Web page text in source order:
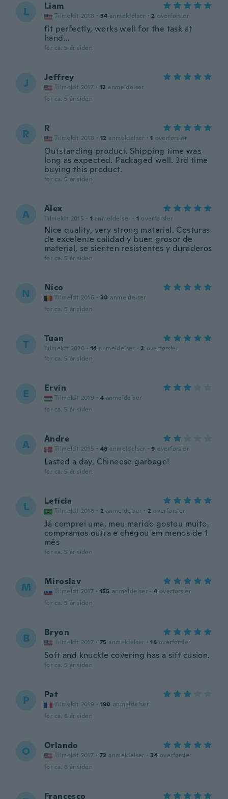
L Liam
Tilmeldt 2018 · 34 anmeldelser · 2 overførsler
fit perfectly, works well for the task at
hand...
for ca. 5 år siden
J Jeffrey
Tilmeldt 2017 · 12 anmeldelser
for ca. 5 år siden
R R
Tilmeldt 2018 · 12 anmeldelser · 1 overførsler
Outstanding product. Shipping time was
long as expected. Packaged well. 3rd time
buying this product.
for ca. 5 år siden
A Alex
Tilmeldt 2015 · 1 anmeldelser · 1 overførsler
Nice quality, very strong material. Costuras
de excelente calidad y buen grosor de
material, se sienten resistentes y duraderos
for ca. 5 år siden
N Nico
Tilmeldt 2016 · 30 anmeldelser
for ca. 5 år siden
T Tuan
Tilmeldt 2020 · 14 anmeldelser · 2 overførsler
for ca. 5 år siden
E Ervin
Tilmeldt 2019 · 4 anmeldelser
for ca. 5 år siden
A Andre
Tilmeldt 2015 · 46 anmeldelser · 9 overførsler
Lasted a day. Chineese garbage!
for ca. 5 år siden
L Letícia
Tilmeldt 2018 · 2 anmeldelser · 2 overførsler
Já comprei uma, meu marido gostou muito,
compramos outra e chegou em menos de 1
mês
for ca. 5 år siden
M Miroslav
Tilmeldt 2017 · 155 anmeldelser · 4 overførsler
for ca. 5 år siden
B Bryon
Tilmeldt 2017 · 75 anmeldelser · 18 overførsler
Soft and knuckle covering has a sift cusion.
for ca. 5 år siden
P Pat
Tilmeldt 2019 · 190 anmeldelser
for ca. 6 år siden
O Orlando
Tilmeldt 2017 · 72 anmeldelser · 34 overførsler
for ca. 6 år siden
Francesco